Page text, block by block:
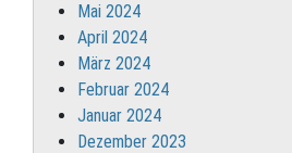
Mai 2024
April 2024
März 2024
Februar 2024
Januar 2024
Dezember 2023